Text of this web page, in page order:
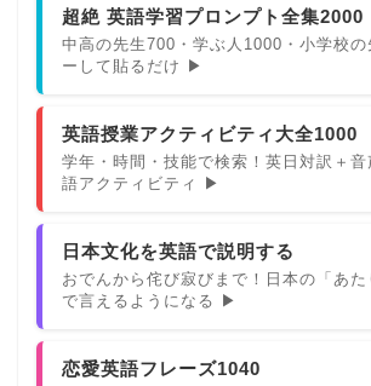
超絶 英語学習プロンプト全集2000
中高の先生700・学ぶ人1000・小学校
ーして貼るだけ ▶
英語授業アクティビティ大全1000
学年・時間・技能で検索！英日対訳＋
語アクティビティ ▶
日本文化を英語で説明する
おでんから侘び寂びまで！日本の「あ
で言えるようになる ▶
恋愛英語フレーズ1040